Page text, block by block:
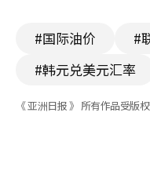
#国际油价
#
#韩元兑美元汇率
《 亚洲日报 》 所有作品受版